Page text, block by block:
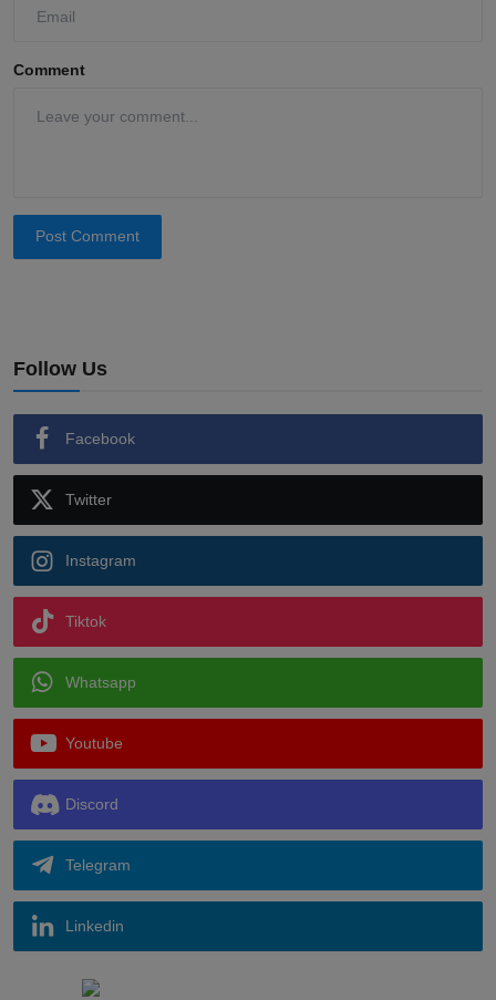
Comment
Post Comment
Follow Us
Facebook
Twitter
Instagram
Tiktok
Whatsapp
Youtube
Discord
Telegram
Linkedin